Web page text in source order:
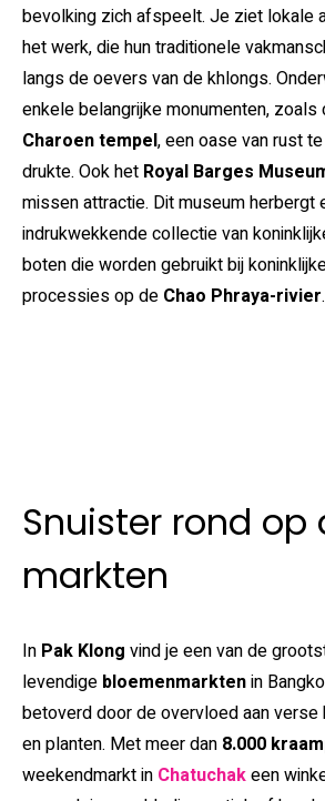
bevolking zich afspeelt. Je ziet lokale
het werk, die hun traditionele
langs de oevers van de khlongs.
enkele belangrijke monumenten, zoals
Charoen tempel, een oase van rust
drukte. Ook het Royal Barges
missen attractie. Dit museum herbergt
indrukwekkende collectie van
boten die worden gebruikt bij
processies op de Chao Phraya-rivier.
Snuister rond op
markten
In Pak Klong vind je een van de
levendige bloemenmarktenin
betoverd door de overvloed aan verse
en planten. Met meer dan 8.000
weekendmarkt in Chatuchakeen